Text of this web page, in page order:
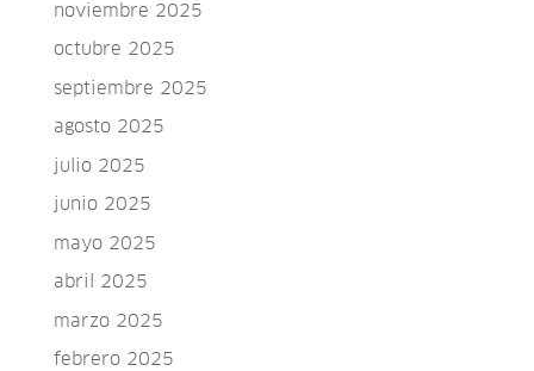
noviembre 2025
octubre 2025
septiembre 2025
agosto 2025
julio 2025
junio 2025
mayo 2025
abril 2025
marzo 2025
febrero 2025